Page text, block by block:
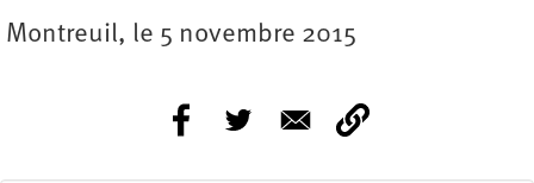
Montreuil, le 5 novembre 2015